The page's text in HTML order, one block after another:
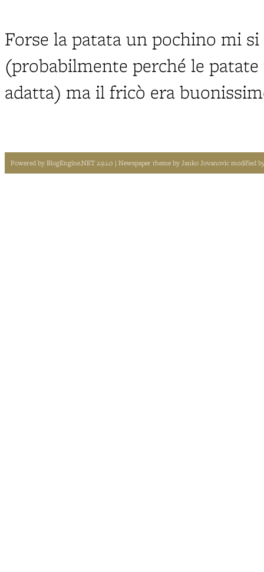
Forse la patata un pochino mi
(probabilmente perché le
adatta) ma il fricò era
Powered byBlogEngine.NET 2.9.1.0 | Newspaper theme byJanko Jovanovicmodified